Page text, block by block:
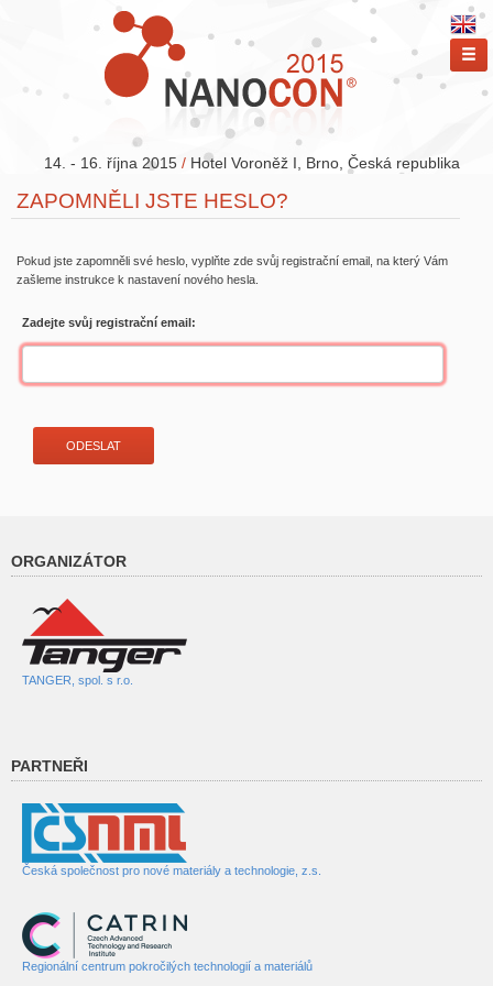
14. - 16. října 2015 / Hotel Voroněž I, Brno, Česká republika
ZAPOMNĚLI JSTE HESLO?
Pokud jste zapomněli své heslo, vyplňte zde svůj registrační email, na který Vám
zašleme instrukce k nastavení nového hesla.
Zadejte svůj registrační email:
ORGANIZÁTOR
TANGER, spol. s r.o.
PARTNEŘI
Česká společnost pro nové materiály a technologie, z.s.
Regionální centrum pokročilých technologií a materiálů